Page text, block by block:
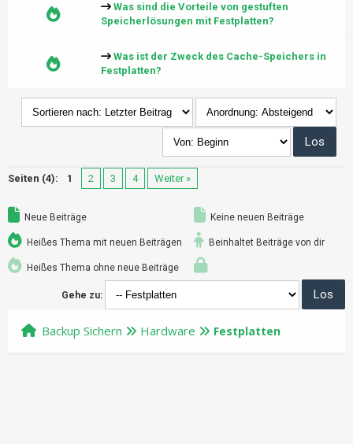
Was sind die Vorteile von gestuften
Speicherlösungen mit Festplatten?
Was ist der Zweck des Cache-Speichers in
Festplatten?
Seiten (4): 1 2 3 4 Weiter »
Neue Beiträge
Heißes Thema mit neuen Beiträgen
Heißes Thema ohne neue Beiträge
Keine neuen Beiträge
Beinhaltet Beiträge von dir
Gehe zu:
Backup Sichern Hardware Festplatten